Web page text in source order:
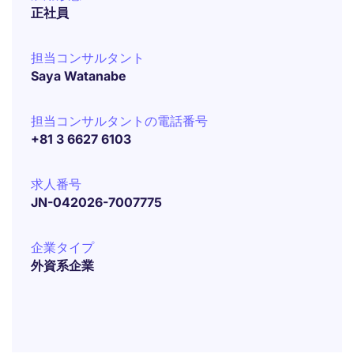
正社員
担当コンサルタント
Saya Watanabe
担当コンサルタントの電話番号
+81 3 6627 6103
求人番号
JN-042026-7007775
企業タイプ
外資系企業